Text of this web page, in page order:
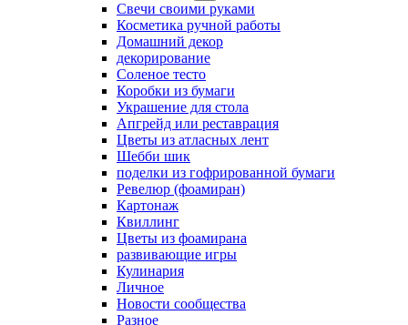
Свечи своими руками
Косметика ручной работы
Домашний декор
декорирование
Соленое тесто
Коробки из бумаги
Украшение для стола
Апгрейд или реставрация
Цветы из атласных лент
Шебби шик
поделки из гофрированной бумаги
Ревелюр (фоамиран)
Картонаж
Квиллинг
Цветы из фоамирана
развивающие игры
Кулинария
Личное
Новости сообщества
Разное